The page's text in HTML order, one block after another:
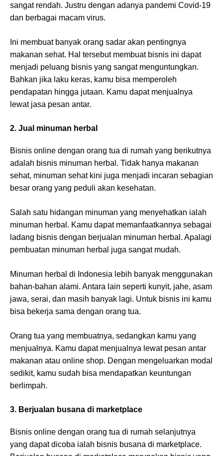
sangat rendah. Justru dengan adanya pandemi Covid-19
dan berbagai macam virus.
Ini membuat banyak orang sadar akan pentingnya
makanan sehat. Hal tersebut membuat bisnis ini dapat
menjadi peluang bisnis yang sangat menguntungkan.
Bahkan jika laku keras, kamu bisa memperoleh
pendapatan hingga jutaan. Kamu dapat menjualnya
lewat jasa pesan antar.
2. Jual minuman herbal
Bisnis online dengan orang tua di rumah yang berikutnya
adalah bisnis minuman herbal. Tidak hanya makanan
sehat, minuman sehat kini juga menjadi incaran sebagian
besar orang yang peduli akan kesehatan.
Salah satu hidangan minuman yang menyehatkan ialah
minuman herbal. Kamu dapat memanfaatkannya sebagai
ladang bisnis dengan berjualan minuman herbal. Apalagi
pembuatan minuman herbal juga sangat mudah.
Minuman herbal di Indonesia lebih banyak menggunakan
bahan-bahan alami. Antara lain seperti kunyit, jahe, asam
jawa, serai, dan masih banyak lagi. Untuk bisnis ini kamu
bisa bekerja sama dengan orang tua.
Orang tua yang membuatnya, sedangkan kamu yang
menjualnya. Kamu dapat menjualnya lewat pesan antar
makanan atau online shop. Dengan mengeluarkan modal
sedikit, kamu sudah bisa mendapatkan keuntungan
berlimpah.
3. Berjualan busana di marketplace
Bisnis online dengan orang tua di rumah selanjutnya
yang dapat dicoba ialah bisnis busana di marketplace.